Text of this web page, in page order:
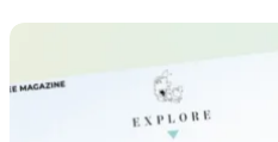
Erlebnisguide 2026 lesen